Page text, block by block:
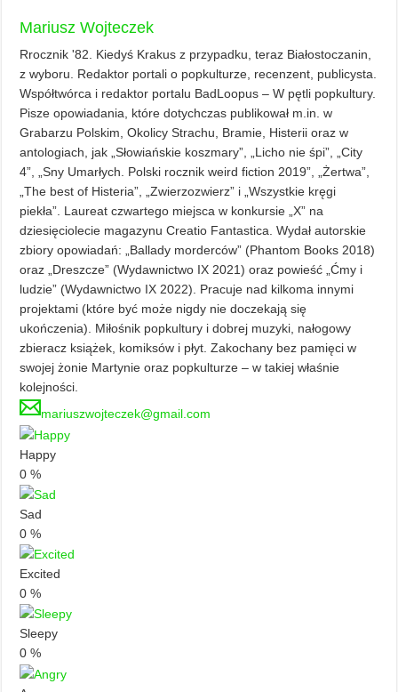
Mariusz Wojteczek
Rrocznik '82. Kiedyś Krakus z przypadku, teraz Białostoczanin,
z wyboru. Redaktor portali o popkulturze, recenzent, publicysta.
Współtwórca i redaktor portalu BadLoopus – W pętli popkultury.
Pisze opowiadania, które dotychczas publikował m.in. w
Grabarzu Polskim, Okolicy Strachu, Bramie, Histerii oraz w
antologiach, jak „Słowiańskie koszmary”, „Licho nie śpi”, „City
4”, „Sny Umarłych. Polski rocznik weird fiction 2019”, „Żertwa”,
„The best of Histeria”, „Zwierzozwierz” i „Wszystkie kręgi
piekła”. Laureat czwartego miejsca w konkursie „X” na
dziesięciolecie magazynu Creatio Fantastica. Wydał autorskie
zbiory opowiadań: „Ballady morderców” (Phantom Books 2018)
oraz „Dreszcze” (Wydawnictwo IX 2021) oraz powieść „Ćmy i
ludzie” (Wydawnictwo IX 2022). Pracuje nad kilkoma innymi
projektami (które być może nigdy nie doczekają się
ukończenia). Miłośnik popkultury i dobrej muzyki, nałogowy
zbieracz książek, komiksów i płyt. Zakochany bez pamięci w
swojej żonie Martynie oraz popkulturze – w takiej właśnie
kolejności.
mariuszwojteczek@gmail.com
Happy
0 %
Sad
0 %
Excited
0 %
Sleepy
0 %